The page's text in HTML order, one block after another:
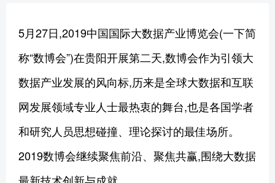
5月27日,2019中国国际大数据产业博览会(一下简
称“数博会”)在贵阳开展第二天,数博会作为引领大
数据产业发展的风向标,历来是全球大数据和互联
网发展领域专业人士最热衷的舞台,也是各国学者
和研究人员思想碰撞、理论探讨的最佳场所。
2019数博会继续聚焦前沿、聚焦共赢,围绕大数据
最新技术创新与成就。